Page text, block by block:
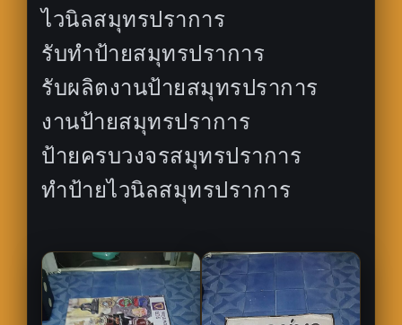
ไวนิลสมุทรปราการ
รับทำป้ายสมุทรปราการ
รับผลิตงานป้ายสมุทรปราการ
งานป้ายสมุทรปราการ
ป้ายครบวงจรสมุทรปราการ
ทำป้ายไวนิลสมุทรปราการ